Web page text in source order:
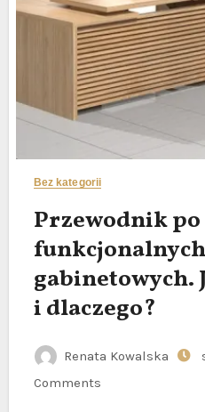
Bez kategorii
Przewodnik po
gabinetowych.
i dlaczego?
Renata Kowalska
Comments